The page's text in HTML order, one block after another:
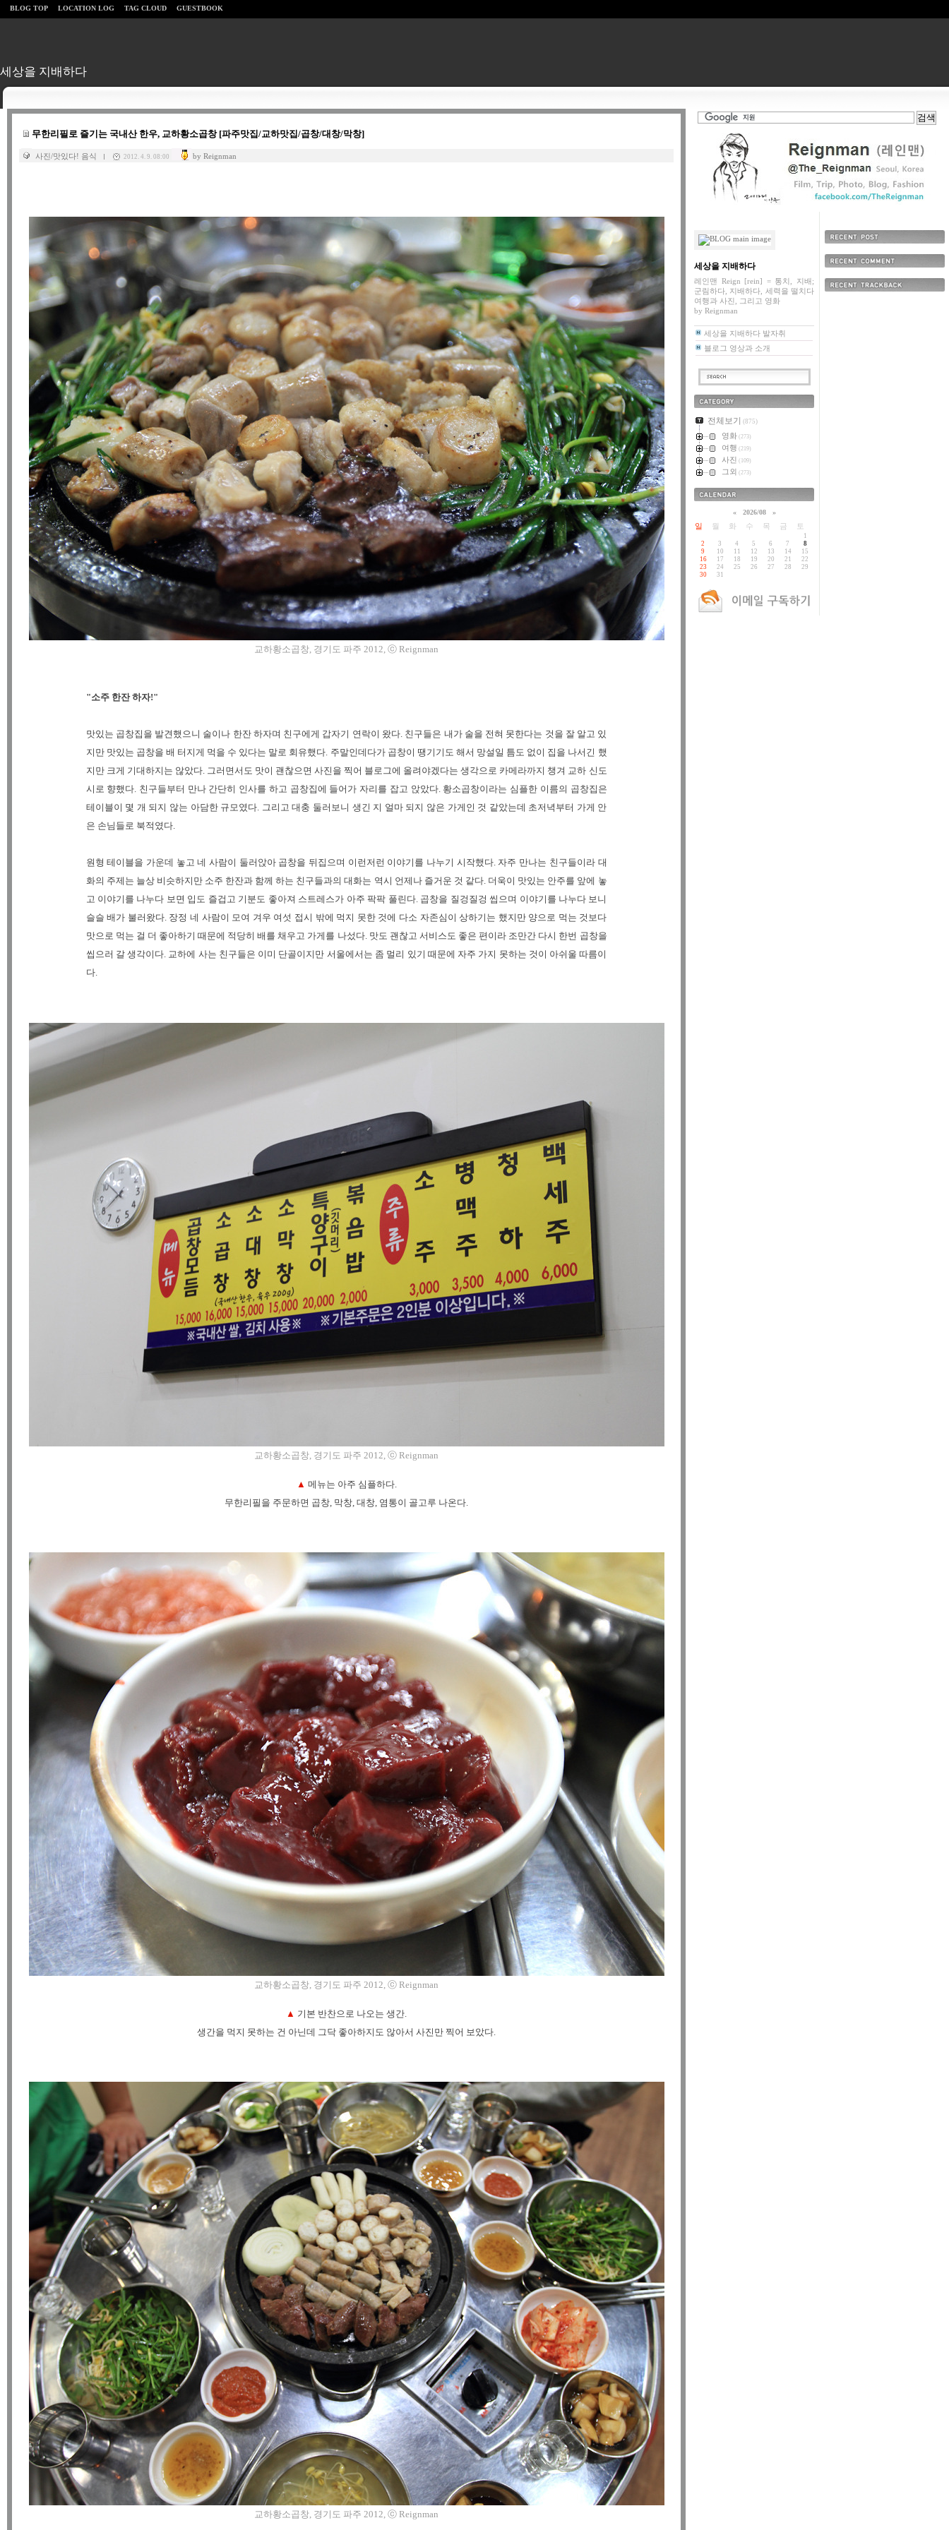
세상을 지배하다
BLOG TOP LOCATION LOG TAG CLOUD GUESTBOOK
무한리필로 즐기는 국내산 한우, 교하황소곱창 [파주맛집/교하맛집/곱창/대창/막창]
사진/맛있다! 음식 2012. 4. 9. 08:00 by Reignman
교하황소곱창, 경기도 파주 2012, ⓒ Reignman
"소주 한잔 하자!"
맛있는 곱창집을 발견했으니 술이나 한잔 하자며 친구에게 갑자기 연락이 왔다. 친구들은 내가 술을 전혀 못한다는 것을 잘 알고 있
지만 맛있는 곱창을 배 터지게 먹을 수 있다는 말로 회유했다. 주말인데다가 곱창이 땡기기도 해서 망설일 틈도 없이 집을 나서긴 했
지만 크게 기대하지는 않았다. 그러면서도 맛이 괜찮으면 사진을 찍어 블로그에 올려야겠다는 생각으로 카메라까지 챙겨 교하 신도
시로 향했다. 친구들부터 만나 간단히 인사를 하고 곱창집에 들어가 자리를 잡고 앉았다. 황소곱창이라는 심플한 이름의 곱창집은
테이블이 몇 개 되지 않는 아담한 규모였다. 그리고 대충 둘러보니 생긴 지 얼마 되지 않은 가게인 것 같았는데 초저녁부터 가게 안
은 손님들로 북적였다.
원형 테이블을 가운데 놓고 네 사람이 둘러앉아 곱창을 뒤집으며 이런저런 이야기를 나누기 시작했다. 자주 만나는 친구들이라 대
화의 주제는 늘상 비슷하지만 소주 한잔과 함께 하는 친구들과의 대화는 역시 언제나 즐거운 것 같다. 더욱이 맛있는 안주를 앞에 놓
고 이야기를 나누다 보면 입도 즐겁고 기분도 좋아져 스트레스가 아주 팍팍 풀린다. 곱창을 질겅질겅 씹으며 이야기를 나누다 보니
슬슬 배가 불러왔다. 장정 네 사람이 모여 겨우 여섯 접시 밖에 먹지 못한 것에 다소 자존심이 상하기는 했지만 양으로 먹는 것보다
맛으로 먹는 걸 더 좋아하기 때문에 적당히 배를 채우고 가게를 나섰다. 맛도 괜찮고 서비스도 좋은 편이라 조만간 다시 한번 곱창을
씹으러 갈 생각이다. 교하에 사는 친구들은 이미 단골이지만 서울에서는 좀 멀리 있기 때문에 자주 가지 못하는 것이 아쉬울 따름이
다.
교하황소곱창, 경기도 파주 2012, ⓒ Reignman
▲ 메뉴는 아주 심플하다.
무한리필을 주문하면 곱창, 막창, 대창, 염통이 골고루 나온다.
교하황소곱창, 경기도 파주 2012, ⓒ Reignman
▲ 기본 반찬으로 나오는 생간.
생간을 먹지 못하는 건 아닌데 그닥 좋아하지도 않아서 사진만 찍어 보았다.
교하황소곱창, 경기도 파주 2012, ⓒ Reignman
세상을 지배하다
레인맨 Reign [rein] = 통치, 지배;
군림하다, 지배하다, 세력을 떨치다
여행과 사진, 그리고 영화
by Reignman
세상을 지배하다 발자취
블로그 영상과 소개
카테고리
전체보기 (875)
영화 (273)
여행 (219)
사진 (109)
그외 (273)
« 2026/08 »
일 월 화 수 목 금 토
1
2
3 4 5 6 7
8
9
10 11 12 13 14
15
16
17 18 19 20 21
22
23
24 25 26 27 28
29
30
31